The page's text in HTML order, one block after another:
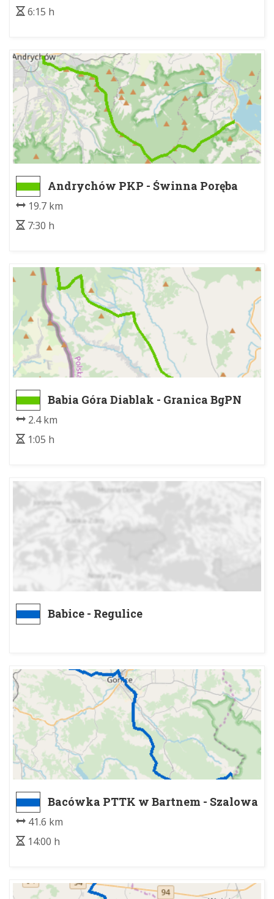
6:15 h
Andrychów PKP - Świnna Poręba
19.7 km
7:30 h
Babia Góra Diablak - Granica BgPN
2.4 km
1:05 h
Babice - Regulice
Bacówka PTTK w Bartnem - Szalowa
41.6 km
14:00 h